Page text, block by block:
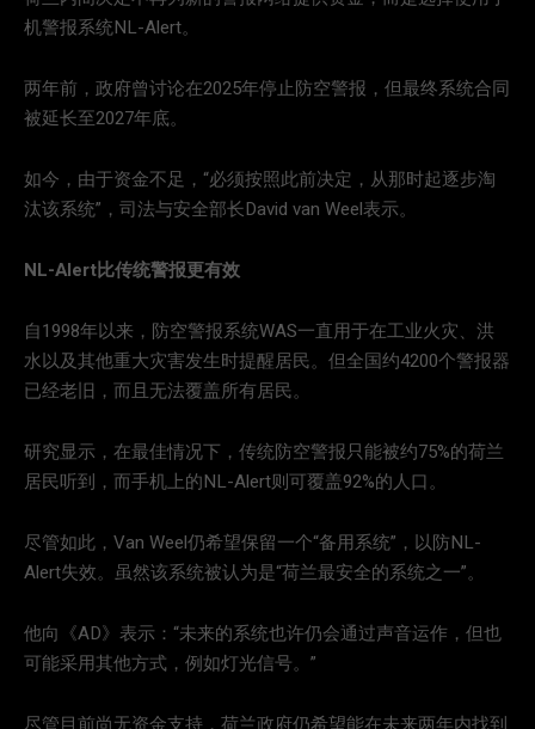
机警报系统NL-Alert。
两年前，政府曾讨论在2025年停止防空警报，但最终系统合同
被延长至2027年底。
如今，由于资金不足，“必须按照此前决定，从那时起逐步淘
汰该系统”，司法与安全部长David van Weel表示。
NL-Alert比传统警报更有效
自1998年以来，防空警报系统WAS一直用于在工业火灾、洪
水以及其他重大灾害发生时提醒居民。但全国约4200个警报器
已经老旧，而且无法覆盖所有居民。
研究显示，在最佳情况下，传统防空警报只能被约75%的荷兰
居民听到，而手机上的NL-Alert则可覆盖92%的人口。
尽管如此，Van Weel仍希望保留一个“备用系统”，以防NL-
Alert失效。虽然该系统被认为是“荷兰最安全的系统之一”。
他向《AD》表示：“未来的系统也许仍会通过声音运作，但也
可能采用其他方式，例如灯光信号。”